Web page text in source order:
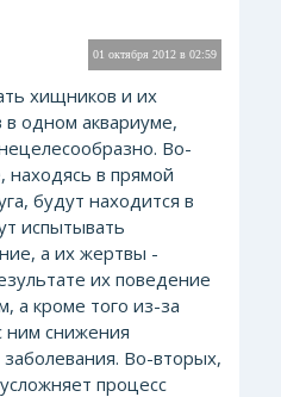
01 октября 2012 в 02:59
хищников и их
одном аквариуме,
Во-
находясь в прямой
будут находится в
испытывать
а их жертвы -
их поведение
а кроме того из-за
ним снижения
Во-вторых,
процесс